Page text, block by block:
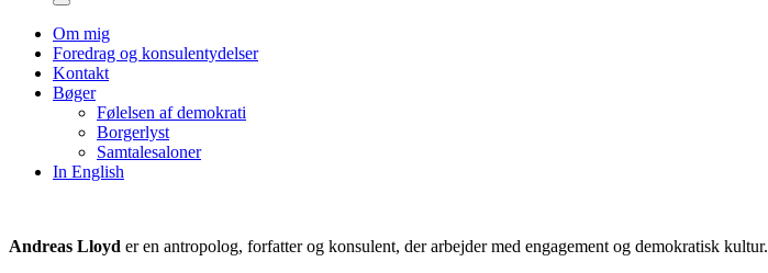
Toggle
the
search
field
Om mig
Foredrag og konsulentydelser
Kontakt
Bøger
Følelsen af demokrati
Borgerlyst
Samtalesaloner
In English
Andreas Lloyd er en antropolog, forfatter og konsulent, der arbejder med engagement og demokratisk kultur.